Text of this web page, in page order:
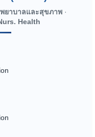
ยาบาลและสุขภาพ ·
Health